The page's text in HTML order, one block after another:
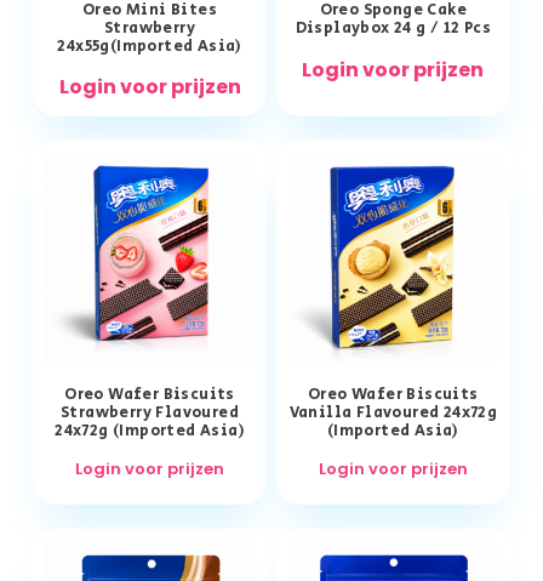
Oreo Mini Bites
Strawberry
24x55g(Imported Asia)
Login voor prijzen
Oreo Sponge Cake
Displaybox 24 g / 12 Pcs
Login voor prijzen
Oreo Wafer Biscuits
Strawberry Flavoured
24x72g (Imported Asia)
Login voor prijzen
Oreo Wafer Biscuits
Vanilla Flavoured 24x72g
(Imported Asia)
Login voor prijzen